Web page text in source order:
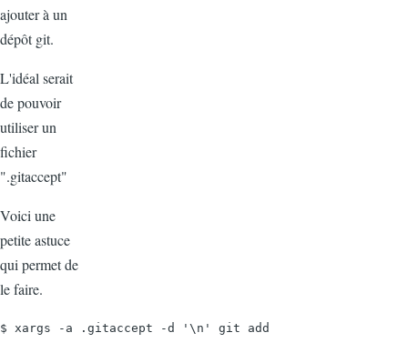
ajouter à un
dépôt git.
L'idéal serait
de pouvoir
utiliser un
fichier
".gitaccept"
Voici une
petite astuce
qui permet de
le faire.
$ xargs -a .gitaccept -d '\n' git add